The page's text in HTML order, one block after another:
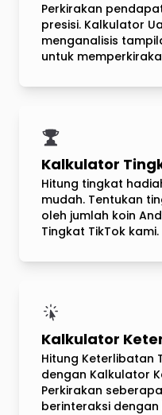
Perkirakan
presisi. Kalkulator
menganalisis
untuk
Kalkulator
Hitung tingkat
mudah. Tentukan
oleh jumlah koin
Tingkat TikTok kami.
Kalkulator
Hitung Keterlibatan
dengan Kalkulator
Perkirakan
berinteraksi dengan